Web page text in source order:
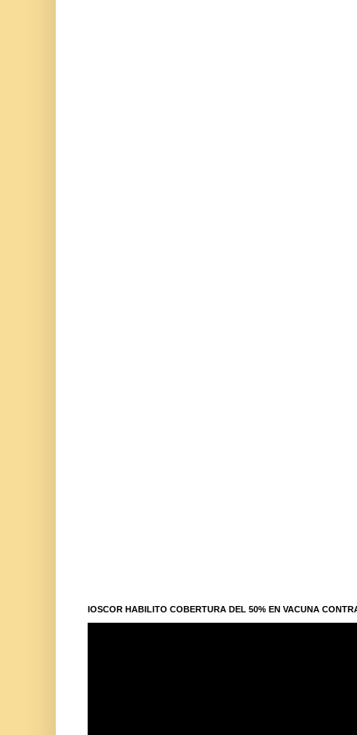
IOSCOR HABILITO COBERTURA DEL 50% EN VACUNA